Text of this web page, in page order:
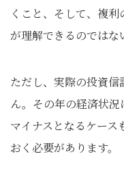
くこと、そして、複
が理解できるのではな
ただし、実際の投資
ん。その年の経済状
マイナスとなるケース
おく必要があります。